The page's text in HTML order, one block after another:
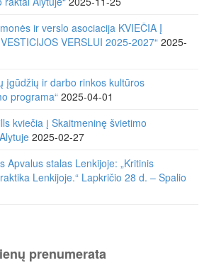
ir verslo asociacija KVIEČIA Į
VERSLUI 2025-2027“ 2025-
įgūdžių ir darbo rinkos kultūros
programa“ 2025-04-01
kviečia į Skaitmeninę švietimo
2025-02-27
Apvalus stalas Lenkijoje: „Kritinis
Lenkijoje.“ Lapkričio 28 d. – Spalio
prenumerata